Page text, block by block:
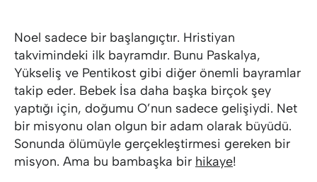
Noel sadece bir başlangıçtır. Hristiyan
takvimindeki ilk bayramdır. Bunu Paskalya,
Yükseliş ve Pentikost gibi diğer önemli bayramlar
takip eder. Bebek İsa daha başka birçok şey
yaptığı için, doğumu O’nun sadece gelişiydi. Net
bir misyonu olan olgun bir adam olarak büyüdü.
Sonunda ölümüyle gerçekleştirmesi gereken bir
misyon. Ama bu bambaşka bir hikaye!